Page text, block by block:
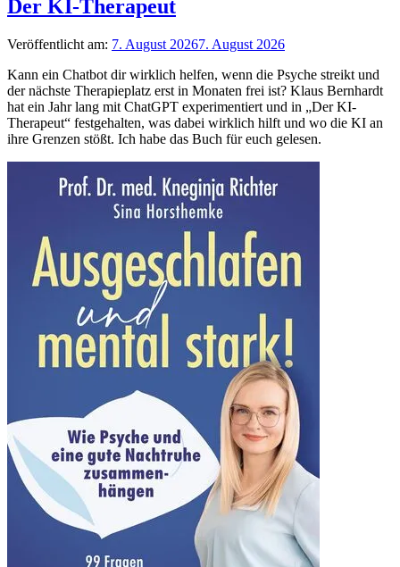
Der KI-Therapeut
Veröffentlicht am: 7. August 20267. August 2026
Kann ein Chatbot dir wirklich helfen, wenn die Psyche streikt und
der nächste Therapieplatz erst in Monaten frei ist? Klaus Bernhardt
hat ein Jahr lang mit ChatGPT experimentiert und in „Der KI-
Therapeut“ festgehalten, was dabei wirklich hilft und wo die KI an
ihre Grenzen stößt. Ich habe das Buch für euch gelesen.